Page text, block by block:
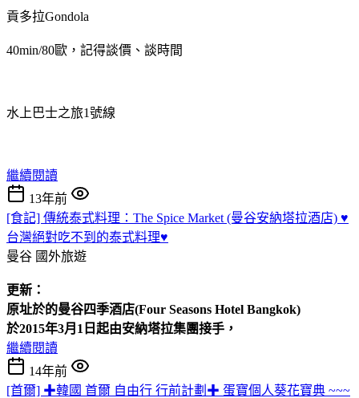
貢多拉Gondola
40min/80歐，記得談價、談時間
水上巴士之旅1號線
繼續閱讀
13年前
[食記] 傳統泰式料理：The Spice Market (曼谷安納塔拉酒店) ♥
台灣絕對吃不到的泰式料理♥
曼谷 國外旅遊
更新：
原址於的曼谷四季酒店(Four Seasons Hotel Bangkok)
於2015年3月1日起由安納塔拉集團接手，
繼續閱讀
14年前
[首爾] ✚韓國 首爾 自由行 行前計劃✚ 蛋寶個人葵花寶典 ~~~